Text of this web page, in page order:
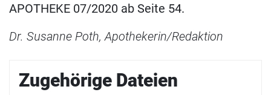
APOTHEKE 07/2020 ab Seite 54.
Dr. Susanne Poth, Apothekerin/Redaktion
Zugehörige Dateien